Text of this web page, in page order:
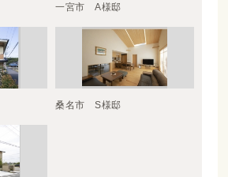
一宮市 A様邸
桑名市 S様邸